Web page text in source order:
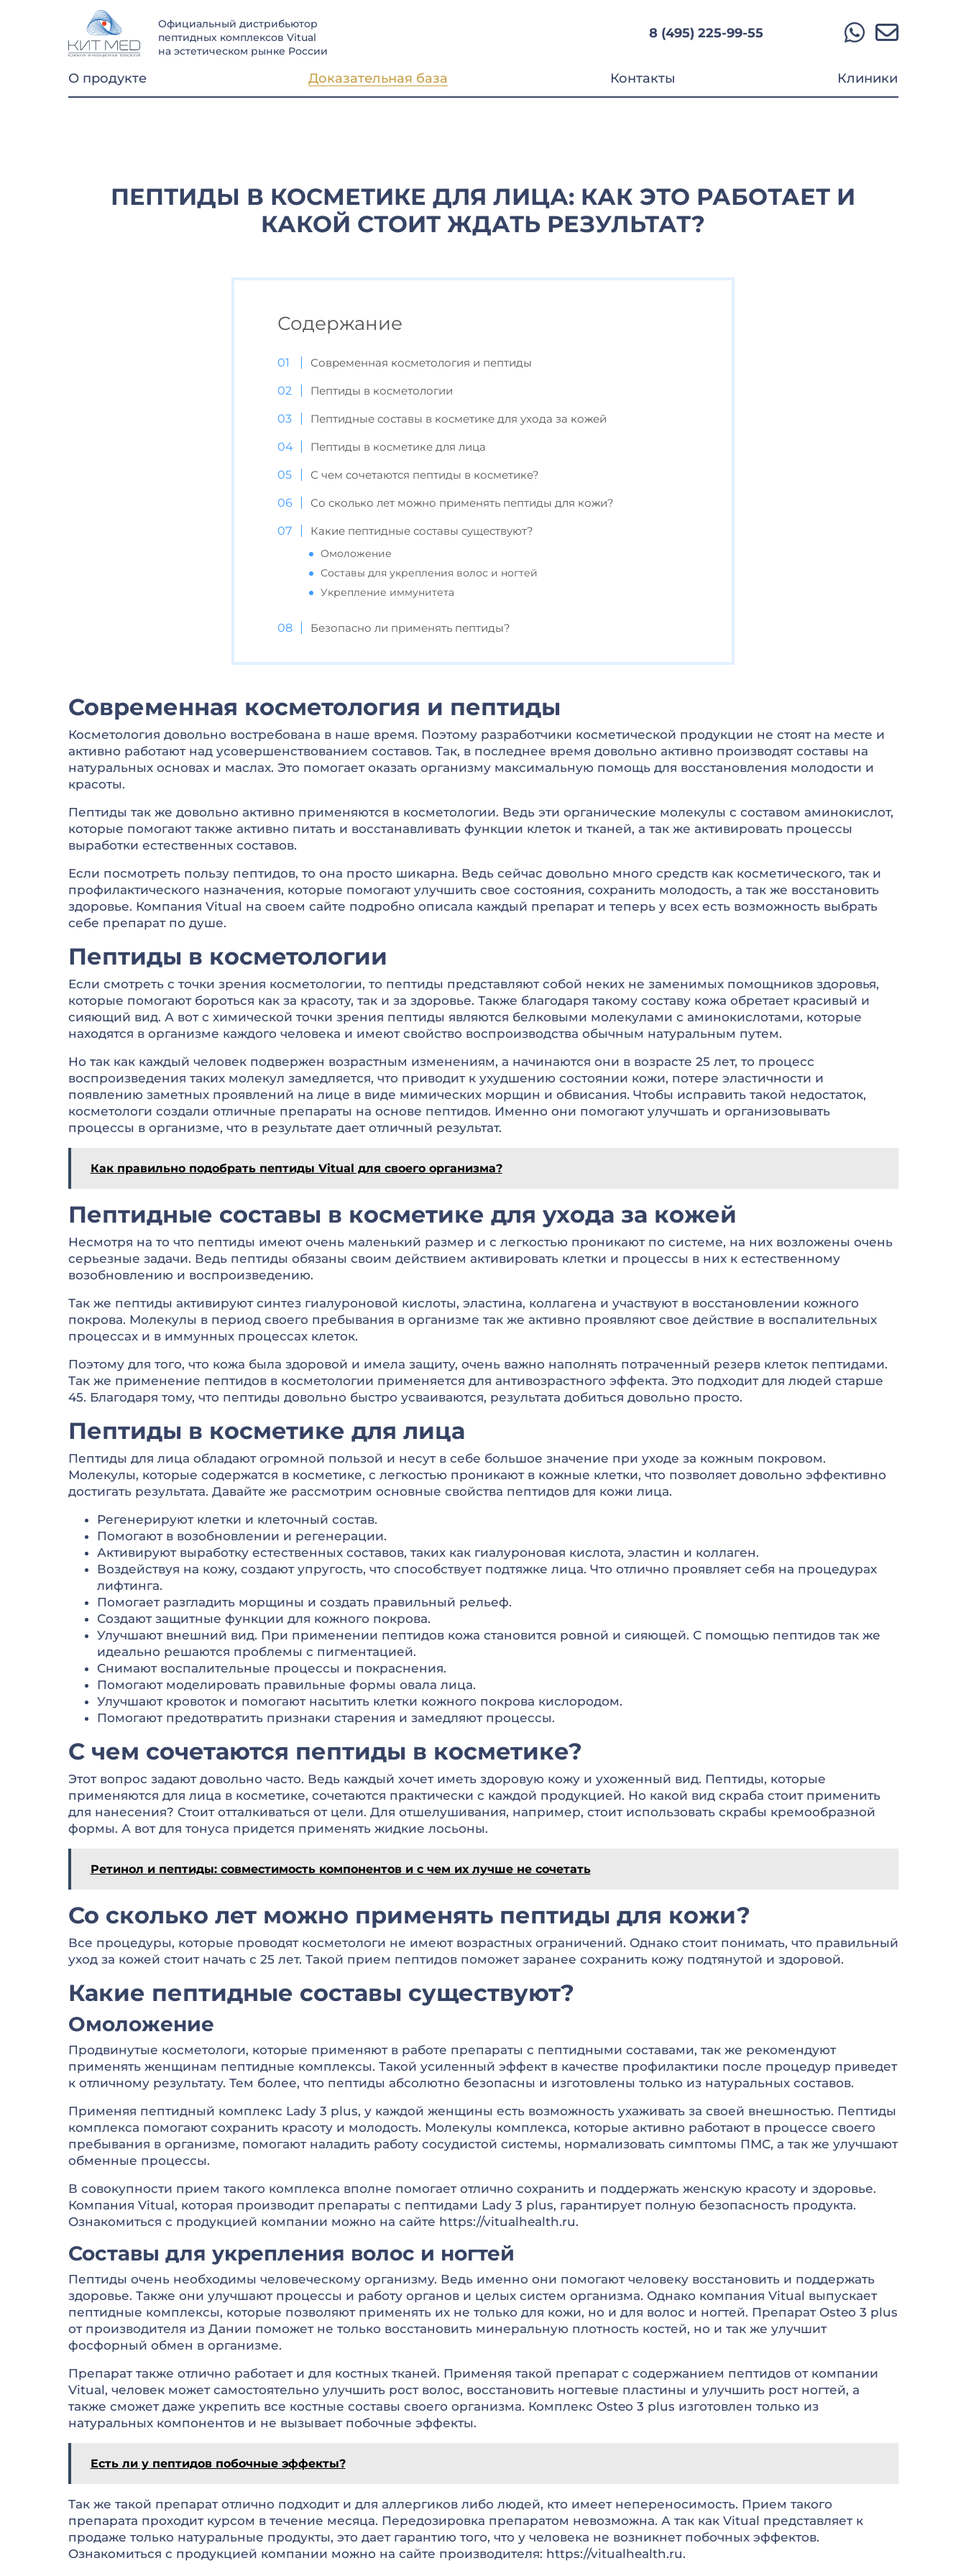
Официальный дистрибьютор
пептидных комплексов Vitual
на эстетическом рынке России
8 (495) 225-99-55
О продукте Доказательная база Контакты Клиники
ПЕПТИДЫ В КОСМЕТИКЕ ДЛЯ ЛИЦА: КАК ЭТО РАБОТАЕТ И
КАКОЙ СТОИТ ЖДАТЬ РЕЗУЛЬТАТ?
Содержание
Современная косметология и пептиды
Пептиды в косметологии
Пептидные составы в косметике для ухода за кожей
Пептиды в косметике для лица
С чем сочетаются пептиды в косметике?
Со сколько лет можно применять пептиды для кожи?
Какие пептидные составы существуют?
Омоложение
Составы для укрепления волос и ногтей
Укрепление иммунитета
Безопасно ли применять пептиды?
Современная косметология и пептиды
Косметология довольно востребована в наше время. Поэтому разработчики косметической продукции не стоят на месте и
активно работают над усовершенствованием составов. Так, в последнее время довольно активно производят составы на
натуральных основах и маслах. Это помогает оказать организму максимальную помощь для восстановления молодости и
красоты.
Пептиды так же довольно активно применяются в косметологии. Ведь эти органические молекулы с составом аминокислот,
которые помогают также активно питать и восстанавливать функции клеток и тканей, а так же активировать процессы
выработки естественных составов.
Если посмотреть пользу пептидов, то она просто шикарна. Ведь сейчас довольно много средств как косметического, так и
профилактического назначения, которые помогают улучшить свое состояния, сохранить молодость, а так же восстановить
здоровье. Компания Vitual на своем сайте подробно описала каждый препарат и теперь у всех есть возможность выбрать
себе препарат по душе.
Пептиды в косметологии
Если смотреть с точки зрения косметологии, то пептиды представляют собой неких не заменимых помощников здоровья,
которые помогают бороться как за красоту, так и за здоровье. Также благодаря такому составу кожа обретает красивый и
сияющий вид. А вот с химической точки зрения пептиды являются белковыми молекулами с аминокислотами, которые
находятся в организме каждого человека и имеют свойство воспроизводства обычным натуральным путем.
Но так как каждый человек подвержен возрастным изменениям, а начинаются они в возрасте 25 лет, то процесс
воспроизведения таких молекул замедляется, что приводит к ухудшению состоянии кожи, потере эластичности и
появлению заметных проявлений на лице в виде мимических морщин и обвисания. Чтобы исправить такой недостаток,
косметологи создали отличные препараты на основе пептидов. Именно они помогают улучшать и организовывать
процессы в организме, что в результате дает отличный результат.
Как правильно подобрать пептиды Vitual для своего организма?
Пептидные составы в косметике для ухода за кожей
Несмотря на то что пептиды имеют очень маленький размер и с легкостью проникают по системе, на них возложены очень
серьезные задачи. Ведь пептиды обязаны своим действием активировать клетки и процессы в них к естественному
возобновлению и воспроизведению.
Так же пептиды активируют синтез гиалуроновой кислоты, эластина, коллагена и участвуют в восстановлении кожного
покрова. Молекулы в период своего пребывания в организме так же активно проявляют свое действие в воспалительных
процессах и в иммунных процессах клеток.
Поэтому для того, что кожа была здоровой и имела защиту, очень важно наполнять потраченный резерв клеток пептидами.
Так же применение пептидов в косметологии применяется для антивозрастного эффекта. Это подходит для людей старше
45. Благодаря тому, что пептиды довольно быстро усваиваются, результата добиться довольно просто.
Пептиды в косметике для лица
Пептиды для лица обладают огромной пользой и несут в себе большое значение при уходе за кожным покровом.
Молекулы, которые содержатся в косметике, с легкостью проникают в кожные клетки, что позволяет довольно эффективно
достигать результата. Давайте же рассмотрим основные свойства пептидов для кожи лица.
Регенерируют клетки и клеточный состав.
Помогают в возобновлении и регенерации.
Активируют выработку естественных составов, таких как гиалуроновая кислота, эластин и коллаген.
Воздействуя на кожу, создают упругость, что способствует подтяжке лица. Что отлично проявляет себя на процедурах
лифтинга.
Помогает разгладить морщины и создать правильный рельеф.
Создают защитные функции для кожного покрова.
Улучшают внешний вид. При применении пептидов кожа становится ровной и сияющей. С помощью пептидов так же
идеально решаются проблемы с пигментацией.
Снимают воспалительные процессы и покраснения.
Помогают моделировать правильные формы овала лица.
Улучшают кровоток и помогают насытить клетки кожного покрова кислородом.
Помогают предотвратить признаки старения и замедляют процессы.
С чем сочетаются пептиды в косметике?
Этот вопрос задают довольно часто. Ведь каждый хочет иметь здоровую кожу и ухоженный вид. Пептиды, которые
применяются для лица в косметике, сочетаются практически с каждой продукцией. Но какой вид скраба стоит применить
для нанесения? Стоит отталкиваться от цели. Для отшелушивания, например, стоит использовать скрабы кремообразной
формы. А вот для тонуса придется применять жидкие лосьоны.
Ретинол и пептиды: совместимость компонентов и с чем их лучше не сочетать
Со сколько лет можно применять пептиды для кожи?
Все процедуры, которые проводят косметологи не имеют возрастных ограничений. Однако стоит понимать, что правильный
уход за кожей стоит начать с 25 лет. Такой прием пептидов поможет заранее сохранить кожу подтянутой и здоровой.
Какие пептидные составы существуют?
Омоложение
Продвинутые косметологи, которые применяют в работе препараты с пептидными составами, так же рекомендуют
применять женщинам пептидные комплексы. Такой усиленный эффект в качестве профилактики после процедур приведет
к отличному результату. Тем более, что пептиды абсолютно безопасны и изготовлены только из натуральных составов.
Применяя пептидный комплекс Lady 3 plus, у каждой женщины есть возможность ухаживать за своей внешностью. Пептиды
комплекса помогают сохранить красоту и молодость. Молекулы комплекса, которые активно работают в процессе своего
пребывания в организме, помогают наладить работу сосудистой системы, нормализовать симптомы ПМС, а так же улучшают
обменные процессы.
В совокупности прием такого комплекса вполне помогает отлично сохранить и поддержать женскую красоту и здоровье.
Компания Vitual, которая производит препараты с пептидами Lady 3 plus, гарантирует полную безопасность продукта.
Ознакомиться с продукцией компании можно на сайте https://vitualhealth.ru.
Составы для укрепления волос и ногтей
Пептиды очень необходимы человеческому организму. Ведь именно они помогают человеку восстановить и поддержать
здоровье. Также они улучшают процессы и работу органов и целых систем организма. Однако компания Vitual выпускает
пептидные комплексы, которые позволяют применять их не только для кожи, но и для волос и ногтей. Препарат Osteo 3 plus
от производителя из Дании поможет не только восстановить минеральную плотность костей, но и так же улучшит
фосфорный обмен в организме.
Препарат также отлично работает и для костных тканей. Применяя такой препарат с содержанием пептидов от компании
Vitual, человек может самостоятельно улучшить рост волос, восстановить ногтевые пластины и улучшить рост ногтей, а
также сможет даже укрепить все костные составы своего организма. Комплекс Osteo 3 plus изготовлен только из
натуральных компонентов и не вызывает побочные эффекты.
Есть ли у пептидов побочные эффекты?
Так же такой препарат отлично подходит и для аллергиков либо людей, кто имеет непереносимость. Прием такого
препарата проходит курсом в течение месяца. Передозировка препаратом невозможна. А так как Vitual представляет к
продаже только натуральные продукты, это дает гарантию того, что у человека не возникнет побочных эффектов.
Ознакомиться с продукцией компании можно на сайте производителя: https://vitualhealth.ru.